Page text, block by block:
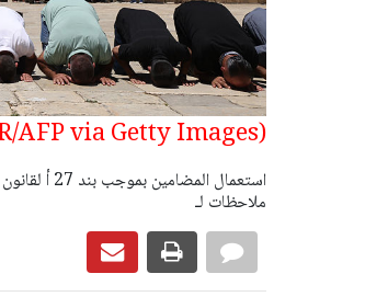
(Photo by HAZEM BADER/AFP via Getty Images)
ملاحظات لـ